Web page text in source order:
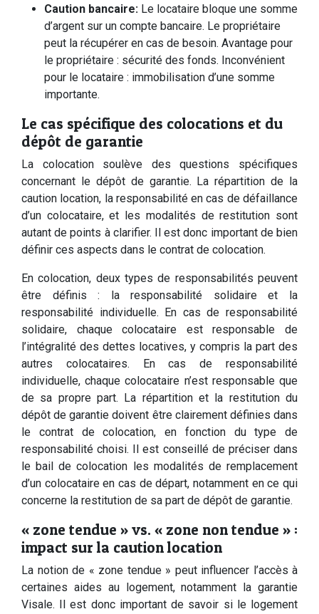
Caution bancaire: Le locataire bloque une somme
d’argent sur un compte bancaire. Le propriétaire
peut la récupérer en cas de besoin. Avantage pour
le propriétaire : sécurité des fonds. Inconvénient
pour le locataire : immobilisation d’une somme
importante.
Le cas spécifique des colocations et du
dépôt de garantie
La colocation soulève des questions spécifiques
concernant le dépôt de garantie. La répartition de la
caution location, la responsabilité en cas de défaillance
d’un colocataire, et les modalités de restitution sont
autant de points à clarifier. Il est donc important de bien
définir ces aspects dans le contrat de colocation.
En colocation, deux types de responsabilités peuvent
être définis : la responsabilité solidaire et la
responsabilité individuelle. En cas de responsabilité
solidaire, chaque colocataire est responsable de
l’intégralité des dettes locatives, y compris la part des
autres colocataires. En cas de responsabilité
individuelle, chaque colocataire n’est responsable que
de sa propre part. La répartition et la restitution du
dépôt de garantie doivent être clairement définies dans
le contrat de colocation, en fonction du type de
responsabilité choisi. Il est conseillé de préciser dans
le bail de colocation les modalités de remplacement
d’un colocataire en cas de départ, notamment en ce qui
concerne la restitution de sa part de dépôt de garantie.
« zone tendue » vs. « zone non tendue » :
impact sur la caution location
La notion de « zone tendue » peut influencer l’accès à
certaines aides au logement, notamment la garantie
Visale. Il est donc important de savoir si le logement